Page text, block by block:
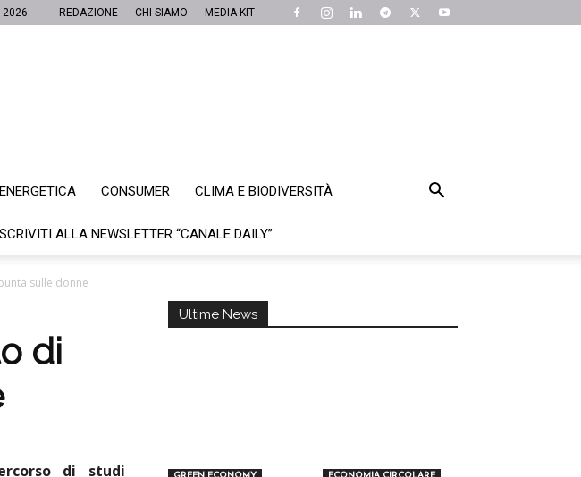
2026 REDAZIONE CHI SIAMO MEDIA KIT
CONSUMER CLIMA E BIODIVERSITÀ
ALLA NEWSLETTER “CANALE DAILY”
sulle donne
di
di studi
Ultime News